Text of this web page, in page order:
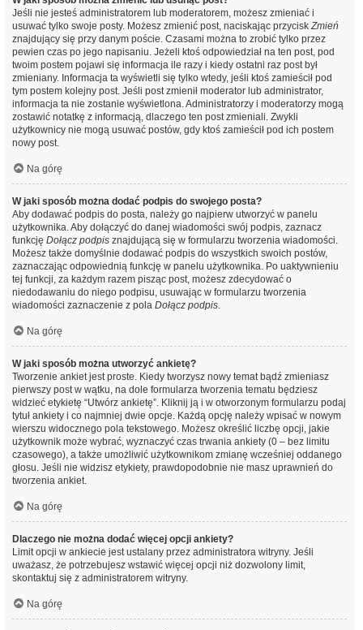
Jeśli nie jesteś administratorem lub moderatorem, możesz zmieniać i
usuwać tylko swoje posty. Możesz zmienić post, naciskając przyciskZmień
znajdujący się przy danym poście. Czasami można to zrobić tylko przez
pewien czas po jego napisaniu. Jeżeli ktoś odpowiedział na ten post, pod
twoim postem pojawi się informacja ile razy i kiedy ostatni raz post był
zmieniany. Informacja ta wyświetli się tylko wtedy, jeśli ktoś zamieścił pod
tym postem kolejny post. Jeśli post zmienił moderator lub administrator,
informacja ta nie zostanie wyświetlona. Administratorzy i moderatorzy mogą
zostawić notatkę z informacją, dlaczego ten post zmieniali. Zwykli
użytkownicy nie mogą usuwać postów, gdy ktoś zamieścił pod ich postem
nowy post.
Na górę
W jaki sposób można dodać podpis do swojego posta?
Aby dodawać podpis do posta, należy go najpierw utworzyć w panelu
użytkownika. Aby dołączyć do danej wiadomości swój podpis, zaznacz
funkcję Dołącz podpis znajdującą się w formularzu tworzenia wiadomości.
Możesz także domyślnie dodawać podpis do wszystkich swoich postów,
zaznaczając odpowiednią funkcję w panelu użytkownika. Po uaktywnieniu
tej funkcji, za każdym razem pisząc post, możesz zdecydować o
niedodawaniu do niego podpisu, usuwając w formularzu tworzenia
wiadomości zaznaczenie z pola Dołącz podpis.
Na górę
W jaki sposób można utworzyć ankietę?
Tworzenie ankiet jest proste. Kiedy tworzysz nowy temat bądź zmieniasz
pierwszy post w wątku, na dole formularza tworzenia tematu będziesz
widzieć etykietę “Utwórz ankietę”. Kliknij ją i w otworzonym formularzu podaj
tytuł ankiety i co najmniej dwie opcje. Każdą opcję należy wpisać w nowym
wierszu widocznego pola tekstowego. Możesz określić liczbę opcji, jakie
użytkownik może wybrać, wyznaczyć czas trwania ankiety (0 – bez limitu
czasowego), a także umożliwić użytkownikom zmianę wcześniej oddanego
głosu. Jeśli nie widzisz etykiety, prawdopodobnie nie masz uprawnień do
tworzenia ankiet.
Na górę
Dlaczego nie można dodać więcej opcji ankiety?
Limit opcji w ankiecie jest ustalany przez administratora witryny. Jeśli
uważasz, że potrzebujesz wstawić więcej opcji niż dozwolony limit,
skontaktuj się z administratorem witryny.
Na górę